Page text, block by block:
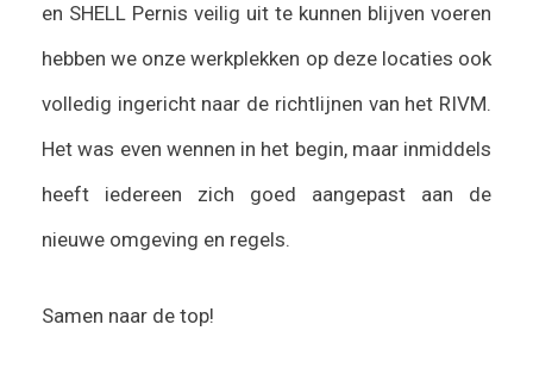
en SHELL Pernis veilig uit te kunnen blijven voeren
hebben we onze werkplekken op deze locaties ook
volledig ingericht naar de richtlijnen van het RIVM.
Het was even wennen in het begin, maar inmiddels
heeft iedereen zich goed aangepast aan de
nieuwe omgeving en regels.
Samen naar de top!